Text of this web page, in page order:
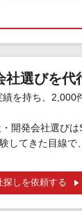
社選びを代
を持ち、2,000
開発会社選びは
してきた目線
探しを依頼する